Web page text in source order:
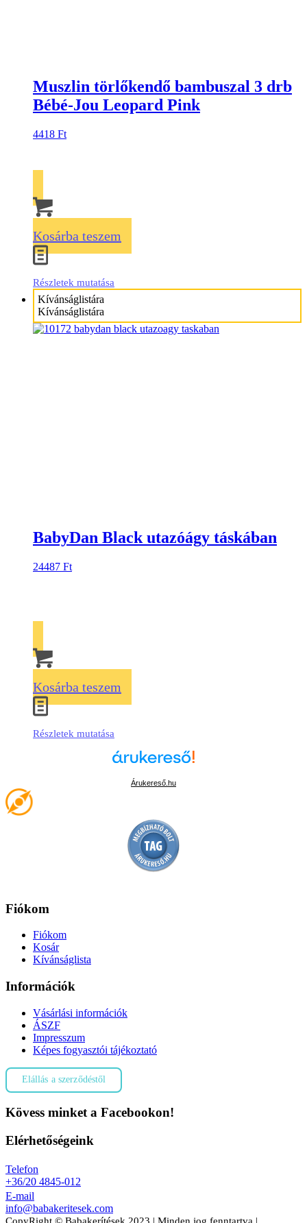
Muszlin törlőkendő bambuszal 3 drb
Bébé-Jou Leopard Pink
4418 Ft
Kosárba teszem
Részletek mutatása
Kívánságlistára
Kívánságlistára
BabyDan Black utazóágy táskában
24487 Ft
Kosárba teszem
Részletek mutatása
Árukereső.hu
Fiókom
Fiókom
Kosár
Kívánságlista
Információk
Vásárlási információk
ÁSZF
Impresszum
Képes fogyasztói tájékoztató
Elállás a szerződéstől
Kövess minket a Facebookon!
Elérhetőségeink
Telefon
+36/20 4845-012
E-mail
info@babakeritesek.com